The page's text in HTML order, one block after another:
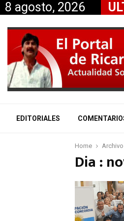
8 agosto, 2026
Miranda
EDITORIALES
Home
Dia :